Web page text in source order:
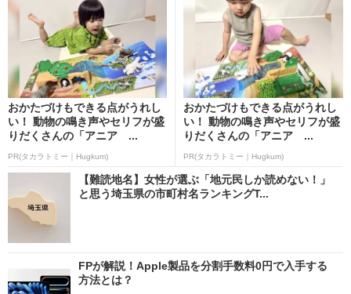
おかたづけもできる点がうれし
い！ 動物の鳴き声やセリフが盛
りだくさんの「アニア ...
PR(タカラトミー｜Hugkum)
おかたづけもできる点がうれし
い！ 動物の鳴き声やセリフが盛
りだくさんの「アニア ...
PR(タカラトミー｜Hugkum)
【難読地名】女性が選ぶ「地元民しか読めない！」
と思う埼玉県の市町村名ランキングT...
FPが解説！Apple製品を分割手数料0円で入手する
方法とは？